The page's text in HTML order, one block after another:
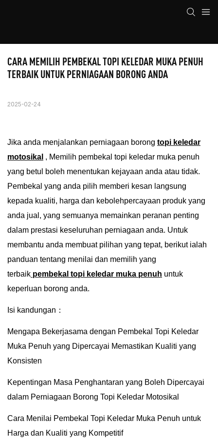
CARA MEMILIH PEMBEKAL TOPI KELEDAR MUKA PENUH
TERBAIK UNTUK PERNIAGAAN BORONG ANDA
2025-02-24
Jika anda menjalankan perniagaan borong topi keledar
motosikal , Memilih pembekal topi keledar muka penuh
yang betul boleh menentukan kejayaan anda atau tidak.
Pembekal yang anda pilih memberi kesan langsung
kepada kualiti, harga dan kebolehpercayaan produk yang
anda jual, yang semuanya memainkan peranan penting
dalam prestasi keseluruhan perniagaan anda. Untuk
membantu anda membuat pilihan yang tepat, berikut ialah
panduan tentang menilai dan memilih yang
terbaik pembekal topi keledar muka penuh untuk
keperluan borong anda.
Isi kandungan：
Mengapa Bekerjasama dengan Pembekal Topi Keledar
Muka Penuh yang Dipercayai Memastikan Kualiti yang
Konsisten
Kepentingan Masa Penghantaran yang Boleh Dipercayai
dalam Perniagaan Borong Topi Keledar Motosikal
Cara Menilai Pembekal Topi Keledar Muka Penuh untuk
Harga dan Kualiti yang Kompetitif